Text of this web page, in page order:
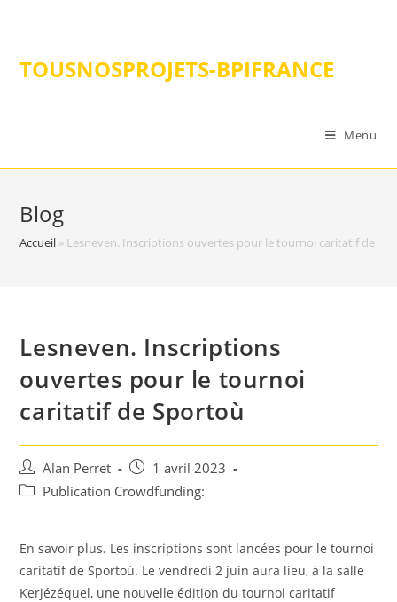
to
TOUSNOSPROJETS-BPIFRANCE
Menu
Blog
Accueil » Lesneven. Inscriptions ouvertes pour le tournoi caritatif de
Lesneven. Inscriptions
ouvertes pour le tournoi
caritatif de Sportoù
Auteur/autrice
de
Alan Perret
Post
published:
1 avril 2023
PostPublication Crowdfunding:
En savoir plus. Les inscriptions sont lancées pour le tournoi
caritatif de Sportoù. Le vendredi 2 juin aura lieu, à la salle
Kerjézéquel, une nouvelle édition du tournoi caritatif